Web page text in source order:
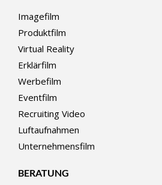
Imagefilm
Produktfilm
Virtual Reality
Erklärfilm
Werbefilm
Eventfilm
Recruiting Video
Luftaufnahmen
Unternehmensfilm
BERATUNG